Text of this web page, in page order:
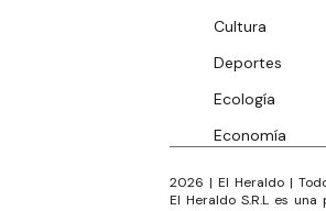
Cultura
Deportes
Ecología
Economía
2026 | El Heraldo |
El Heraldo S.R.L es